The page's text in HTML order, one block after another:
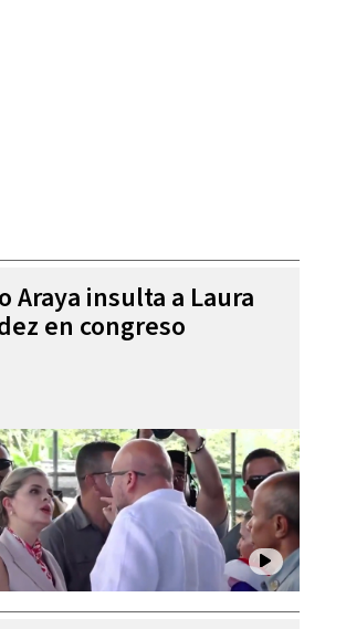
Araya insulta a Laura
en congreso